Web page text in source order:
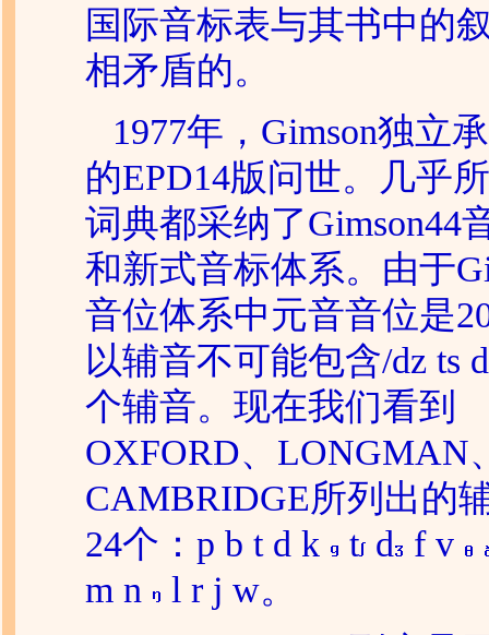
国际音标表与其书中的
相矛盾的。
1977年， Gimson独立
的EPD14版问世。几乎
词典都采纳了Gimson44
和新式音标体系。由于
音位体系中元音音位是
以辅音不可能包含/dz ts
个辅音。现在我们看到
OXFORD、 LONGMAN
CAMBRIDGE所列出的
24个：p b t d k
td f v
m n
l r j w。